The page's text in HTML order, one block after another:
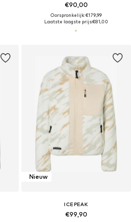
€90,00
Oorspronkelijk: €179,99
Laatste laagste prijs:€81,00
Nieuw
ICEPEAK
€99,90